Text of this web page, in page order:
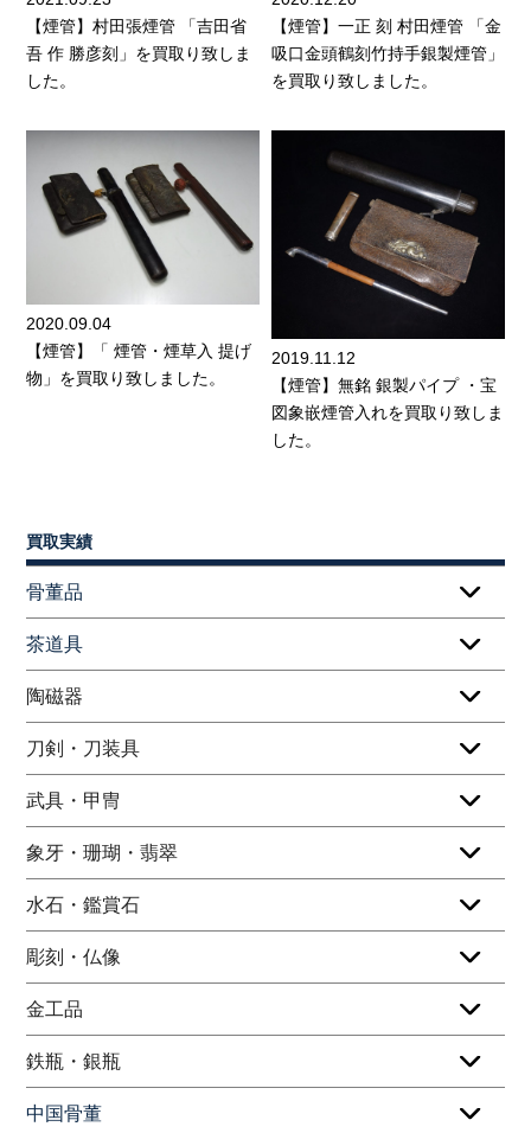
【煙管】村田張煙管 「吉田省
吾 作 勝彦刻」を買取り致しま
した。
【煙管】一正 刻 村田煙管 「金
吸口金頭鶴刻竹持手銀製煙管」
を買取り致しました。
2020.09.04
【煙管】「 煙管・煙草入 提げ
物」を買取り致しました。
2019.11.12
【煙管】無銘 銀製パイプ ・宝
図象嵌煙管入れを買取り致しま
した。
買取実績
骨董品
茶道具
陶磁器
刀剣・刀装具
武具・甲冑
象牙・珊瑚・翡翠
水石・鑑賞石
彫刻・仏像
金工品
鉄瓶・銀瓶
中国骨董